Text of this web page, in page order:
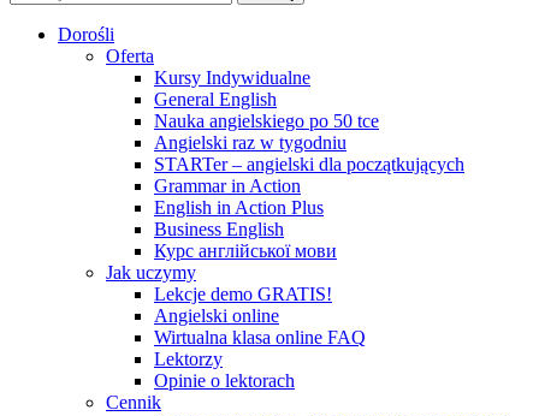
Dorośli
Oferta
Kursy Indywidualne
General English
Nauka angielskiego po 50 tce
Angielski raz w tygodniu
STARTer – angielski dla początkujących
Grammar in Action
English in Action Plus
Business English
Курс англійської мови
Jak uczymy
Lekcje demo GRATIS!
Angielski online
Wirtualna klasa online FAQ
Lektorzy
Opinie o lektorach
Cennik